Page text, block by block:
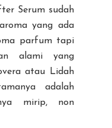
Serum sudah
yang ada
parfum tapi
alami yang
atau Lidah
adalah
mirip, non